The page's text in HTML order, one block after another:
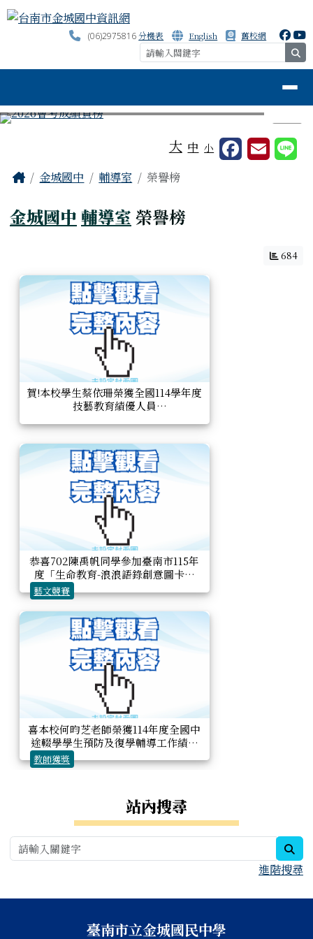
跳至主內容區
台南市金城國中資訊網
(06)2975816分機表 English 舊校網
⏸
大 中 小
主內容區域
Home
金城國中 輔導室 榮譽榜
金城國中 輔導室 榮譽榜
684
賀!本校學生蔡依珊榮獲全國114學年度
技藝教育績優人員
恭喜702陳禹帆同學參加臺南市115年
度「生命教育-浪浪語錄創意圖卡徵
選」比賽，榮獲國中組甲等。
藝文競賽
喜本校何昀芝老師榮獲114年度全國中
途輟學學生預防及復學輔導工作績優
教師獲獎
站內搜尋
進階搜尋
頁尾區域
頁尾區域內容臺南市立金城國民中學